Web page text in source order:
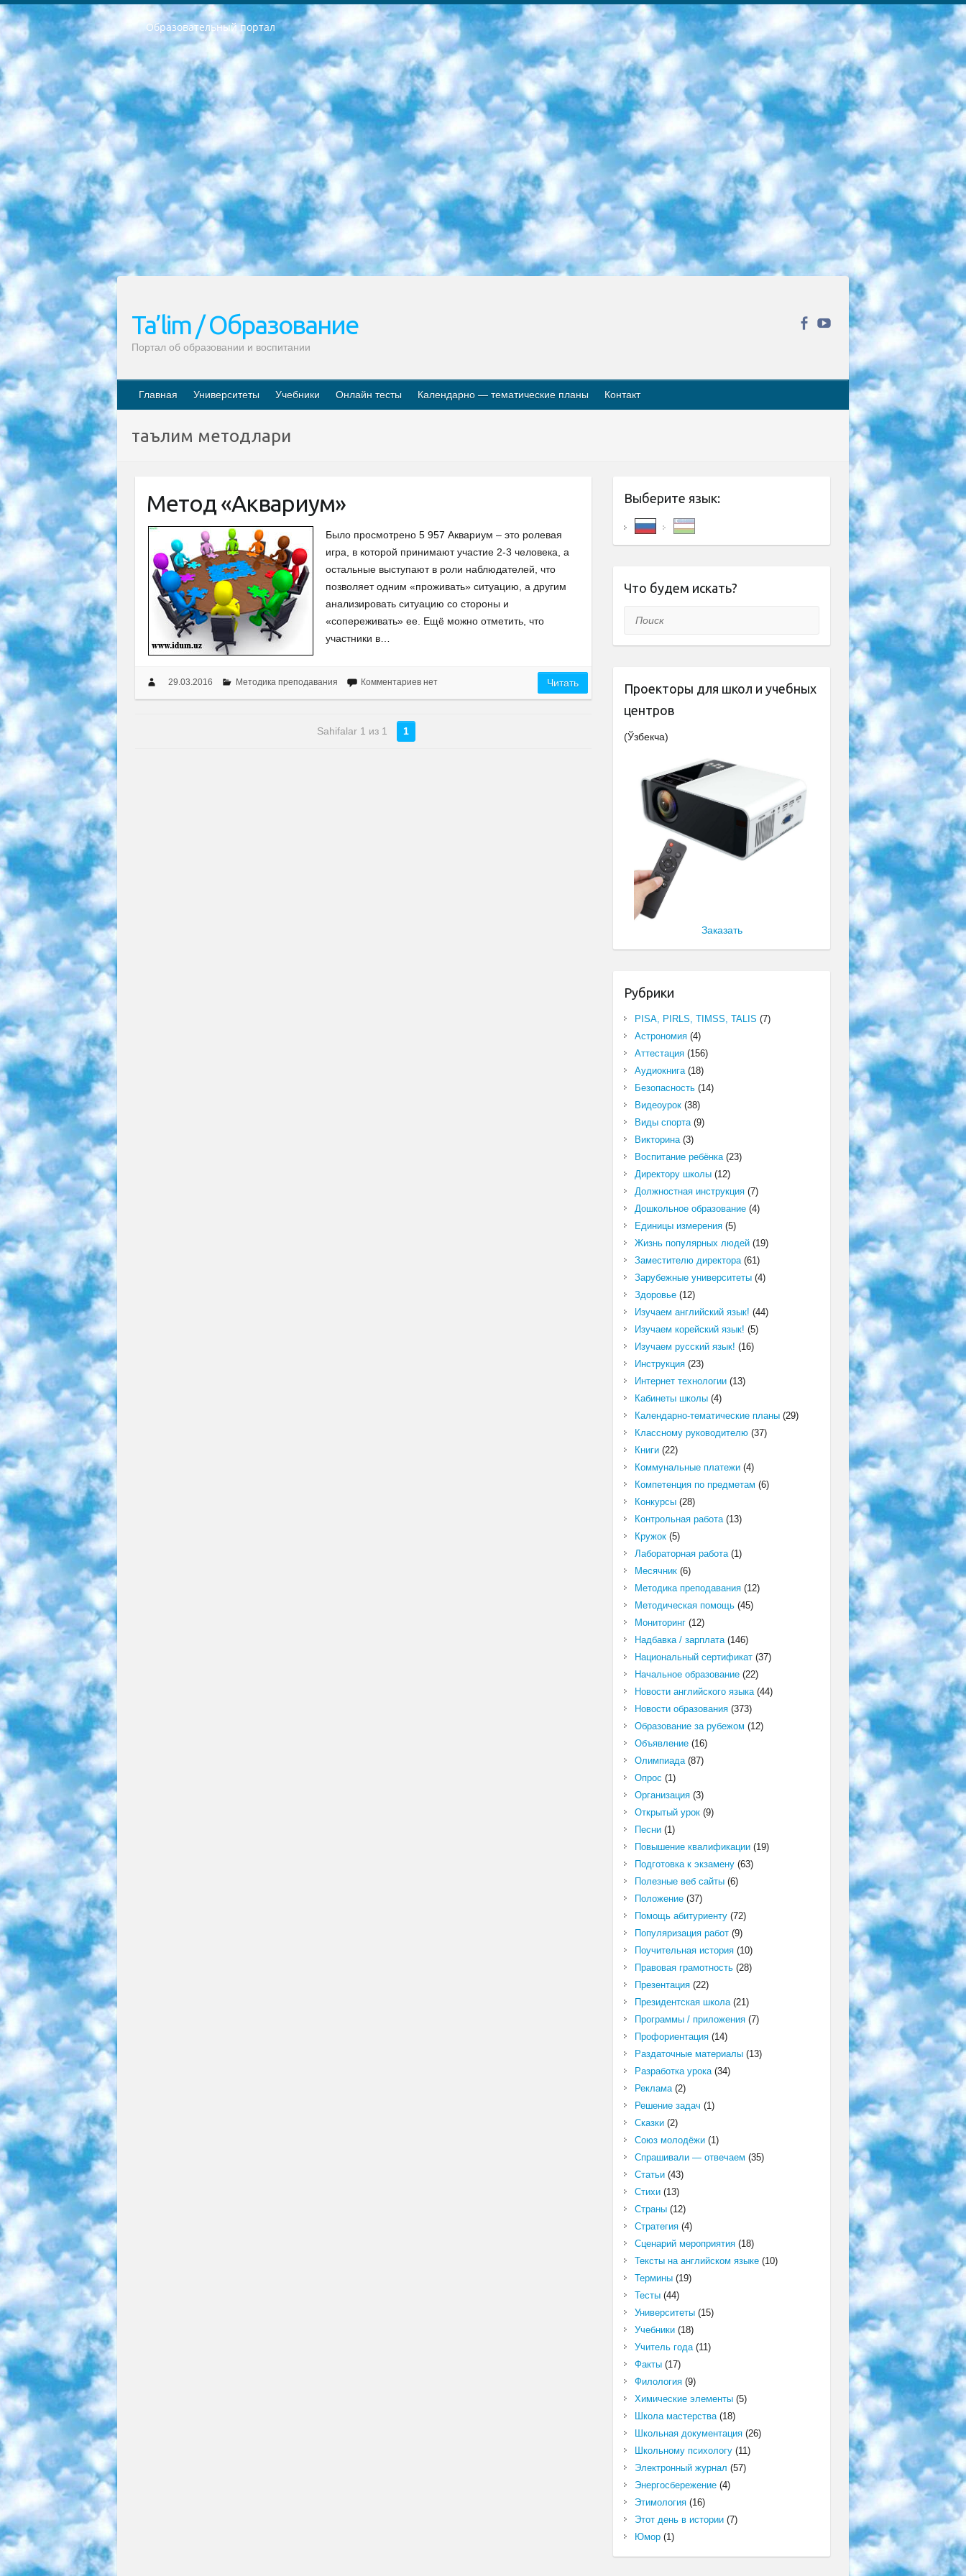
Образовательный портал
РЕСПУБЛИКА УЗБЕКИСТАН МИНИСТРЕРСТВО ДОШКОЛЬНОГО И ШКОЛЬНОГО ОБРАЗОВАНИЯ КОМАНДА в общеобразовательных учреждениях в 2023-2024 учебном году организация и проведение итоговой государственной аттестации обучающихся о Министра дошкольного и школьного образования Республики Узбекистан от 4 марта 2008 года (постановлением Минюста от 20 марта 2008 года № 1778 государственной регистрации) «Итоговое состояние учащихся общего среднего образования на основании положения об утверждении положения об аттестации общего среднего образования выпускной экзамен студентов в образовательных учреждениях в 2023-2024 учебном году В целях организации и прохождения аттестации приказываю: 1. Следующее: перечень предметов, по которым будет проводиться итоговая государственная аттестация и экзамен формы перевода согласно приложению 1; сертификаты международного образца, оценивающие уровень владения иностранными языками перечень согласно приложению 2; 2. Педагогический при специализированных образовательных учреждениях. научно-практический центр квалификации и международной оценки (Д.Давидова) 2024 г. До 25 марта: задания по предметам, по которым будет проводиться итоговая аттестация разработка и утверждение технических условий; итоговая аттестация на основании разработанного предметного задания разработка вопросов по предметам (устно и письменно), экзамен передача; общеобразовательные средние школы и специальные учебные заведения учащиеся выпускных классов школ и интернатов в агентской системе подготовка базы данных экзаменационных материалов и критериев оценки; перевод базы экзаменационных материалов на все языки обучения подать в Республиканский образовательный центр для изготовления; варианты экзаменов на основе разработанных контрольных материалов пусть будут поставлены задачи формирования. 3. Республиканский образовательный центр (Ш.Худайкулов) до 5 апреля 2024 года. до: база данных предоставленных экзаменационных материалов на все языки обучения перевод и экспертиза; для слепых, слабовидящих, глухих, слабослышащих и умственно отсталых детей учащиеся выпускных классов специализированных школ и школ-интернатов база данных экзаменационных материалов на всех преподаваемых языках подготовка критериев оценки; специализированные школы для умственно отсталых детей и технологии для учащихся выпускных классов школ-интернатов разработка соответствующих рекомендаций и критериев проведения ЕГЭ по естествознанию давать задания. 4. Педагогический при специализированных образовательных учреждениях. Научно-практический центр навыков и международной оценки (Д.Давидова), Республика образовательный центр (Худайкулов Ш.) итоговый государственный аттестационный экзамен ориентирован на творческое и логическое мышление при подготовке базы материалов учитывать введение заданий. 5. Следует отметить, что: сертификат государственного образца о знании общеобразовательного предмета и как минимум национальный уровень B1 по предметам на иностранных языках, указанным в Приложении 2. или международно признанный сертификат эквивалентного уровня студенты, изучающие определенный предмет, освобождаются от экзамена; по соответствующим предметам запланирована итоговая государственная аттестация за день до дня, путем жеребьевки Рабочей группой (в письменной форме по предметам, проводимым в форме) из числа сформированных вариантов выбрано 2 варианта; 2 выбранных варианта экзамена анонсированы на официальном сайте министерства и все выпускники по всей стране на основе этих вариантов проводит итоговую государственную аттестацию. 6. Государственное образование учащихся средних общеобразовательных учреждений. знания в соответствии с квалификационными требованиями, которые необходимо приобрести на основании стандартов итоговый (выпускной) контроль для 9 и 11 классов в целях тестирования Экзамены (далее – экзамены) состоят из предметов, перечисленных в приложении 1. будет сделано. 7. Экзамены пройдут с 26 мая по 15 июня 2024 г. (кроме науки физического воспитания). 8. Физическая для учащихся 9 классов общесредних образовательных учреждений. Экзамены по предмету «Образование, квалификация медицина» 1-6 мая 2024 года. сотрудники перевести под присмотр (с отклонениями в физическом или умственном развитии) специализированная школа для детей, школы-интернаты и со сколиозом школы-интернаты санаторного типа для больных детей исключены). 9. Он был слепым, слабовидящим и имел нарушения опорно-двигательного аппарата. экзамены в специализированных школах и интернатах для детей должны проводиться исходя из требований, предъявляемых к общеобразовательным учреждениям (физкультура кроме науки). 10. Специализированная школа для глухих и слабослышащих детей. и экзамены в интернатах и быть реализован в виде письменного теста по математике. 11. Специальность для умственно отсталых детей. Для 9 класса Родной язык и литературное письмо Государственный язык (язык обучения – узбекский). для неклассов) написано Математическое письмо Письменная/устная история Узбекистана Физическое воспитание практично Итоговый контроль Для 11 класса Написание родного языка и литературы (эссе) Математическое письмо Узбекский язык (обучение на узбекском языке) не посещающее общее среднее образование для учреждений)/Образовательное учреждение выбор письменный и устный Иностранный язык письменный/устный Письменная/устная история Узбекистана *По выбору студента:  Химия  Физика  Основы государственного права  География 10 бесплатных образовательных ресурсов - Мы составили подборку онлайн-проектов с интерактивными упражнениями, видеолекциями и статьями. Они помогут вам обрести новые и освежить старые знания бесплатно. 1. «ИНТУИТ» Старейшая образовательная площадка Рунета. Здесь вы найдёте сотни текстовых и видеокурсов на десятки различных тем — от программирования до психологии. Многие курсы подготовлены российскими университетами и крупными международными компаниями вроде Intel и Microsoft. Самостоятельное обучение бесплатное, но желающие могут оплатить услуги персональных наставников. 2. «Смартия» знакомит с актуальными профессиями и подсказывает, как им обучаться. Выбрав заинтересовавшую вас специальность — SMM-специалист, фотограф, веб-дизайнер или другую, — увидите список необходимых для неё умений. Чтобы вы могли освоить их самостоятельно, для каждого умения площадка отображает подборку ссылок на учебные материалы. Хотя «Смартия» ориентируется на русскоязычную аудиторию, часть контента всё же доступна только на английском. 3. «Лекторий Физтеха» Проект Московского физико-технического института (Физтеха). С его помощью вы можете смотреть онлайн серии лекций, записанные на видео в этом вузе. В числе доступных предметов — физика, биология, химия, информационные технологии и другие. К некоторым лекциям администрация ресурса прилагает готовые конспекты, которые можно скачивать в PDF-формате. 4. ITMOcourses Онлайн-площадка Санкт-Петербургского национального исследовательского университета информационных технологий, механики и оптики (ИТМО). Ресурс предоставляет свободный доступ к курсам, разработанным в этом вузе. Каталог материалов разбит на четыре категории: «Оптические системы и технологии», «Приборостроение и робототехника», «Информационные технологии» и «Биотехнологии». Курсы состоят из видеолекций, интерактивных демонстраций и заданий. 5. «КиберЛенинка» Электронная научная библиотека открытого доступа. Каталог площадки регулярно обрастает текстами статей из различных научных изданий. Сгруппированные по журналам и рубрикам публикации можно читать онлайн или скачивать целиком в PDF-формате. Проект нацелен на популяризацию науки за счёт открытого доступа к качественной информации. 6. «ПостНаука» На этом ресурсе публикуют подборки видеолекций, составленные экспертами из разных отраслей и объединённые общими темами. Среди них, к примеру, есть серии «Биоинформатика и геномика», «Культура средневековой Скандинавии» и Cinema Studies о теории кино. Каждая подборка лекций — логически связанная история, рассказанная экспертом от первого лица. Кроме того, на сайте появляются научно-образовательные статьи и тесты на разные темы. 7. «Newочём» Команда проекта «Newочём» отбирает самые интересные тексты из англоязычных СМИ и переводит те из них, за которые голосуют участники сообщества «ВКонтакте». По большей части это научно-популярные статьи. Редакторы придумывают лишь заголовки, в остальном содержание переводов соответствует оригиналам. Полные тексты можно читать прямо в социальной сети. 8. InternetUrok Онлайн-база материалов по основным дисциплинам школьной программы. Информация на сайте структурирована по классам, предметам и темам (урокам). Каждый урок состоит из видеолекций и конспектов. Есть также интерактивные тренажёры и тесты для закрепления пройденного материала. Даже если вы давно окончили школу, возможность повторить программу старших классов всегда может пригодиться. 9. Edutainme Ещё один ресурс об образовании. В отличие от Newtonew, как мне кажется, Edutainme больше ориентируется на представителей индустрии: педагогов, предпринимателей, разработчиков образовательных проектов. Но и любой, кто просто стремится к саморазвитию, найдёт на сайте много полезного и интересного для себя. Например, информацию о новых курсах и образовательных сервисах. 10. Newtonew Онлайн-медиа об образовании и обучении в широком смысле. Авторы Newtonew пишут об инструментах, заведениях, тактиках и стратегиях, которые помогают учить других и получать новые знания самостоятельно. На этой площадке вы найдёте новости, обзоры, аналитические мат
Ta’lim / Образование
Портал об образовании и воспитании
Главная Университеты Учебники Онлайн тесты Календарно — тематические планы Контакт
таълим методлари
Метод «Аквариум»
Было просмотрено 5 957 Аквариум – это ролевая
игра, в которой принимают участие 2-3 человека, а
остальные выступают в роли наблюдателей, что
позволяет одним «проживать» ситуацию, а другим
анализировать ситуацию со стороны и
«сопереживать» ее. Ещё можно отметить, что
участники в…
29.03.2016 Методика преподавания Комментариев нет Читать
Sahifalar 1 из 1 1
Выберите язык:
Что будем искать?
Поиск
Проекторы для школ и учебных
центров
(Ўзбекча)
Заказать
Рубрики
PISA, PIRLS, TIMSS, TALIS (7)
Астрономия(4)
Аттестация(156)
Аудиокнига(18)
Безопасность(14)
Видеоурок(38)
Виды спорта(9)
Викторина(3)
Воспитание ребёнка(23)
Директору школы(12)
Должностная инструкция(7)
Дошкольное образование(4)
Единицы измерения(5)
Жизнь популярных людей(19)
Заместителю директора(61)
Зарубежные университеты(4)
Здоровье(12)
Изучаем английский язык! (44)
Изучаем корейский язык! (5)
Изучаем русский язык! (16)
Инструкция(23)
Интернет технологии(13)
Кабинеты школы(4)
Календарно-тематические планы(29)
Классному руководителю(37)
Книги(22)
Коммунальные платежи(4)
Компетенция по предметам (6)
Конкурсы(28)
Контрольная работа(13)
Кружок(5)
Лабораторная работа(1)
Месячник(6)
Методика преподавания(12)
Методическая помощь(45)
Мониторинг(12)
Надбавка / зарплата(146)
Национальный сертификат(37)
Начальное образование(22)
Новости английского языка(44)
Новости образования(373)
Образование за рубежом (12)
Объявление(16)
Олимпиада(87)
Опрос (1)
Организация(3)
Открытый урок(9)
Песни(1)
Повышение квалификации(19)
Подготовка к экзамену(63)
Полезные веб сайты(6)
Положение(37)
Помощь абитуриенту(72)
Популяризация работ(9)
Поучительная история(10)
Правовая грамотность(28)
Презентация(22)
Президентская школа(21)
Программы / приложения(7)
Профориентация(14)
Раздаточные материалы(13)
Разработка урока(34)
Реклама(2)
Решение задач (1)
Сказки(2)
Союз молодёжи(1)
Спрашивали — отвечаем (35)
Статьи(43)
Стихи(13)
Страны(12)
Стратегия(4)
Сценарий мероприятия(18)
Тексты на английском языке(10)
Термины(19)
Тесты(44)
Университеты(15)
Учебники(18)
Учитель года(11)
Факты(17)
Филология(9)
Химические элементы(5)
Школа мастерства(18)
Школьная документация(26)
Школьному психологу(11)
Электронный журнал (57)
Энергосбережение(4)
Этимология(16)
Этот день в истории(7)
Юмор(1)